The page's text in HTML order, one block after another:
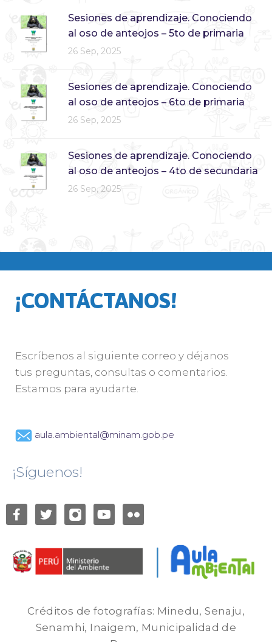
Sesiones de aprendizaje. Conociendo
al oso de anteojos – 5to de primaria
26 Sep, 2025
Sesiones de aprendizaje. Conociendo
al oso de anteojos – 6to de primaria
26 Sep, 2025
Sesiones de aprendizaje. Conociendo
al oso de anteojos – 4to de secundaria
26 Sep, 2025
¡CONTÁCTANOS!
Escríbenos al siguiente correo y déjanos
tus preguntas, consultas o comentarios.
Estamos para ayudarte.
aula.ambiental@minam.gob.pe
¡Síguenos!
Créditos de fotografías: Minedu, Senaju,
Senamhi, Inaigem, Municipalidad de